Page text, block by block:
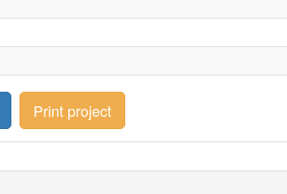
Print project